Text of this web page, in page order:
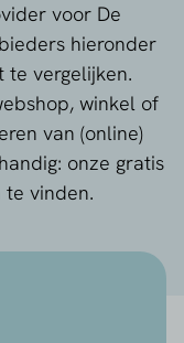
voor De
hieronder
te vergelijken.
winkel of
van (online)
onze gratis
vinden.